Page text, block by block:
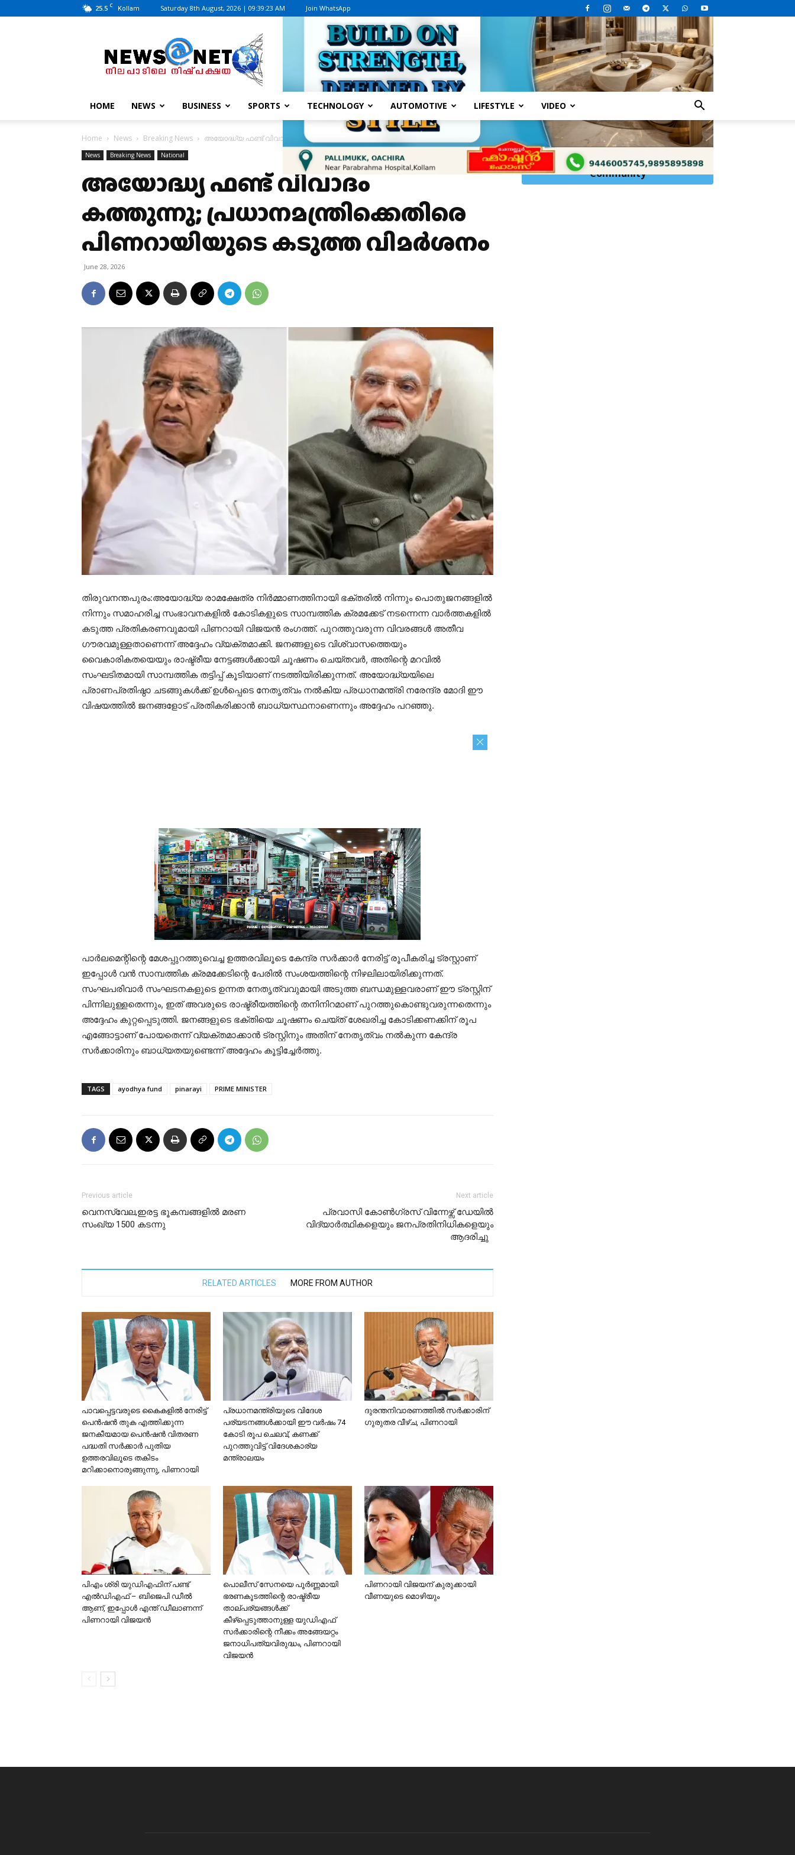
25.5 C Kollam Saturday 8th August, 2026 | 09:39:23 AM Join WhatsApp
News@Net
|
www.newsatnet.com
HOME NEWS BUSINESS SPORTS TECHNOLOGY AUTOMOTIVE LIFESTYLE VIDEO
Home News Breaking News അയോദ്ധ്യ ഫണ്ട് വിവാദം കത്തുന്നു; പ്രധാനമന്ത്രിക്കെതിരെ പിണറായിയുടെ കടുത്ത വിമർശനം
News Breaking News National
അയോദ്ധ്യ ഫണ്ട് വിവാദം
കത്തുന്നു; പ്രധാനമന്ത്രിക്കെതിരെ
പിണറായിയുടെ കടുത്ത വിമർശനം
June 28, 2026
തിരുവനന്തപുരം:അയോദ്ധ്യ രാമക്ഷേത്ര നിർമ്മാണത്തിനായി ഭക്തരിൽ നിന്നും പൊതുജനങ്ങളിൽ
നിന്നും സമാഹരിച്ച സംഭാവനകളിൽ കോടികളുടെ സാമ്പത്തിക ക്രമക്കേട് നടന്നെന്ന വാർത്തകളിൽ
കടുത്ത പ്രതികരണവുമായി പിണറായി വിജയൻ രംഗത്ത്. പുറത്തുവരുന്ന വിവരങ്ങൾ അതീവ
ഗൗരവമുള്ളതാണെന്ന് അദ്ദേഹം വ്യക്തമാക്കി. ജനങ്ങളുടെ വിശ്വാസത്തെയും
വൈകാരികതയെയും രാഷ്ട്രീയ നേട്ടങ്ങൾക്കായി ചൂഷണം ചെയ്തവർ, അതിന്റെ മറവിൽ
സംഘടിതമായി സാമ്പത്തിക തട്ടിപ്പ് കൂടിയാണ് നടത്തിയിരിക്കുന്നത്. അയോദ്ധ്യയിലെ
പ്രാണപ്രതിഷ്ഠാ ചടങ്ങുകൾക്ക് ഉൾപ്പെടെ നേതൃത്വം നൽകിയ പ്രധാനമന്ത്രി നരേന്ദ്ര മോദി ഈ
വിഷയത്തിൽ ജനങ്ങളോട് പ്രതികരിക്കാൻ ബാധ്യസ്ഥനാണെന്നും അദ്ദേഹം പറഞ്ഞു.
പാർലമെന്റിന്റെ മേശപ്പുറത്തുവെച്ച ഉത്തരവിലൂടെ കേന്ദ്ര സർക്കാർ നേരിട്ട് രൂപീകരിച്ച ട്രസ്റ്റാണ്
ഇപ്പോൾ വൻ സാമ്പത്തിക ക്രമക്കേടിന്റെ പേരിൽ സംശയത്തിന്റെ നിഴലിലായിരിക്കുന്നത്.
സംഘപരിവാർ സംഘടനകളുടെ ഉന്നത നേതൃത്വവുമായി അടുത്ത ബന്ധമുള്ളവരാണ് ഈ ട്രസ്റ്റിന്
പിന്നിലുള്ളതെന്നും, ഇത് അവരുടെ രാഷ്ട്രീയത്തിന്റെ തനിനിറമാണ് പുറത്തുകൊണ്ടുവരുന്നതെന്നും
അദ്ദേ​​ഹം കുറ്റപ്പെടുത്തി. ജനങ്ങളുടെ ഭക്തിയെ ചൂഷണം ചെയ്ത് ശേഖരിച്ച കോടിക്കണക്കിന് രൂപ
എങ്ങോട്ടാണ് പോയതെന്ന് വ്യക്തമാക്കാൻ ട്രസ്റ്റിനും അതിന് നേതൃത്വം നൽകുന്ന കേന്ദ്ര
സർക്കാരിനും ബാധ്യതയുണ്ടെന്ന് അദ്ദേഹം കൂട്ടിച്ചേർത്തു.
TAGS ayodhya fund pinarayi PRIME MINISTER
Previous article
വെനസ്വേല,ഇരട്ട ഭൂകമ്പങ്ങളിൽ മരണ
സംഖ്യ 1500 കടന്നു
Next article
പ്രവാസി കോൺഗ്രസ് വിന്നേഴ്സ് ഡേയിൽ
വിദ്യാർത്ഥികളെയും ജനപ്രതിനിധികളെയും
ആദരിച്ചു
RELATED ARTICLES MORE FROM AUTHOR
പാവപ്പെട്ടവരുടെ കൈകളില്‍ നേരിട്ട്
പെന്‍ഷന്‍ തുക എത്തിക്കുന്ന
ജനകീയമായ പെന്‍ഷന്‍ വിതരണ
പദ്ധതി സര്‍ക്കാര്‍ പുതിയ
ഉത്തരവിലൂടെ തകിടം
മറിക്കാനൊരുങ്ങുന്നു, പിണറായി
പ്രധാനമന്ത്രിയുടെ വിദേശ
പര്യടനങ്ങൾക്കായി ഈ വർഷം 74
കോടി രൂപ ചെലവ്, കണക്ക്
പുറത്തുവിട്ട് വിദേശകാര്യ
മന്ത്രാലയം
ദുരന്തനിവാരണത്തിൽ സർക്കാരിന്
ഗുരുതര വീഴ്ച, പിണറായി
പിഎം ശ്രി യുഡിഎഫിന് പണ്ട്
എൽഡിഎഫ് – ബിജെപി ഡീൽ
ആണ്, ഇപ്പോൾ എന്ത് ഡീലാണന്ന്
പിണറായി വിജയൻ
പൊലീസ് സേനയെ പൂര്‍ണ്ണമായി
ഭരണകൂടത്തിന്റെ രാഷ്ട്രീയ
താല്പര്യങ്ങള്‍ക്ക്
കീഴ്‌പ്പെടുത്താനുള്ള യുഡിഎഫ്
സര്‍ക്കാരിന്റെ നീക്കം അങ്ങേയറ്റം
ജനാധിപത്യവിരുദ്ധം, പിണറായി
വിജയന്‍
പിണറായി വിജയന് കുരുക്കായി
വീണയുടെ മൊഴിയും
Click Here toJoinWhatsApp
Community